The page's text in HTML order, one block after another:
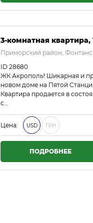
3-комнатная квартира,
Приморский район,
ID 28680
ЖК Акрополь! Шикарная и
новом доме на Пятой
Квартира продается в
с…
Цена: USD ГРН
ПОДРОБНЕЕ